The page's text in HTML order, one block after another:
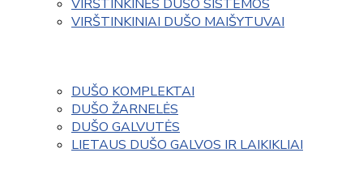
VIRŠTINKINĖS DUŠO SISTEMOS
VIRŠTINKINIAI DUŠO MAIŠYTUVAI
DUŠO KOMPLEKTAI
DUŠO ŽARNELĖS
DUŠO GALVUTĖS
LIETAUS DUŠO GALVOS IR LAIKIKLIAI